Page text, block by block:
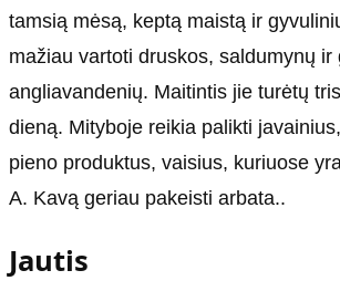
tamsią mėsą, keptą maistą ir
mažiau vartoti druskos, saldumynų ir
angliavandenių. Maitintis jie turėtų
dieną. Mityboje reikia palikti
pieno produktus, vaisius, kuriuose
A. Kavą geriau pakeisti arbata..
Jautis